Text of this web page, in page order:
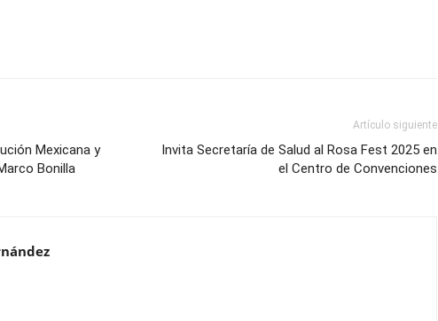
Mexicana y
Bonilla
Artículo siguiente
Invita Secretaría de Salud al Rosa Fest 2025 en
el Centro de Convenciones